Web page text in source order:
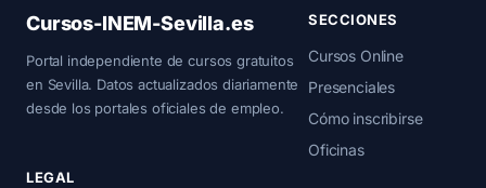
Cursos-INEM-Sevilla.es
Portal independiente de cursos gratuitos
en Sevilla. Datos actualizados diariamente
desde los portales oficiales de empleo.
SECCIONES
Cursos Online
Presenciales
Cómo inscribirse
Oficinas
LEGAL